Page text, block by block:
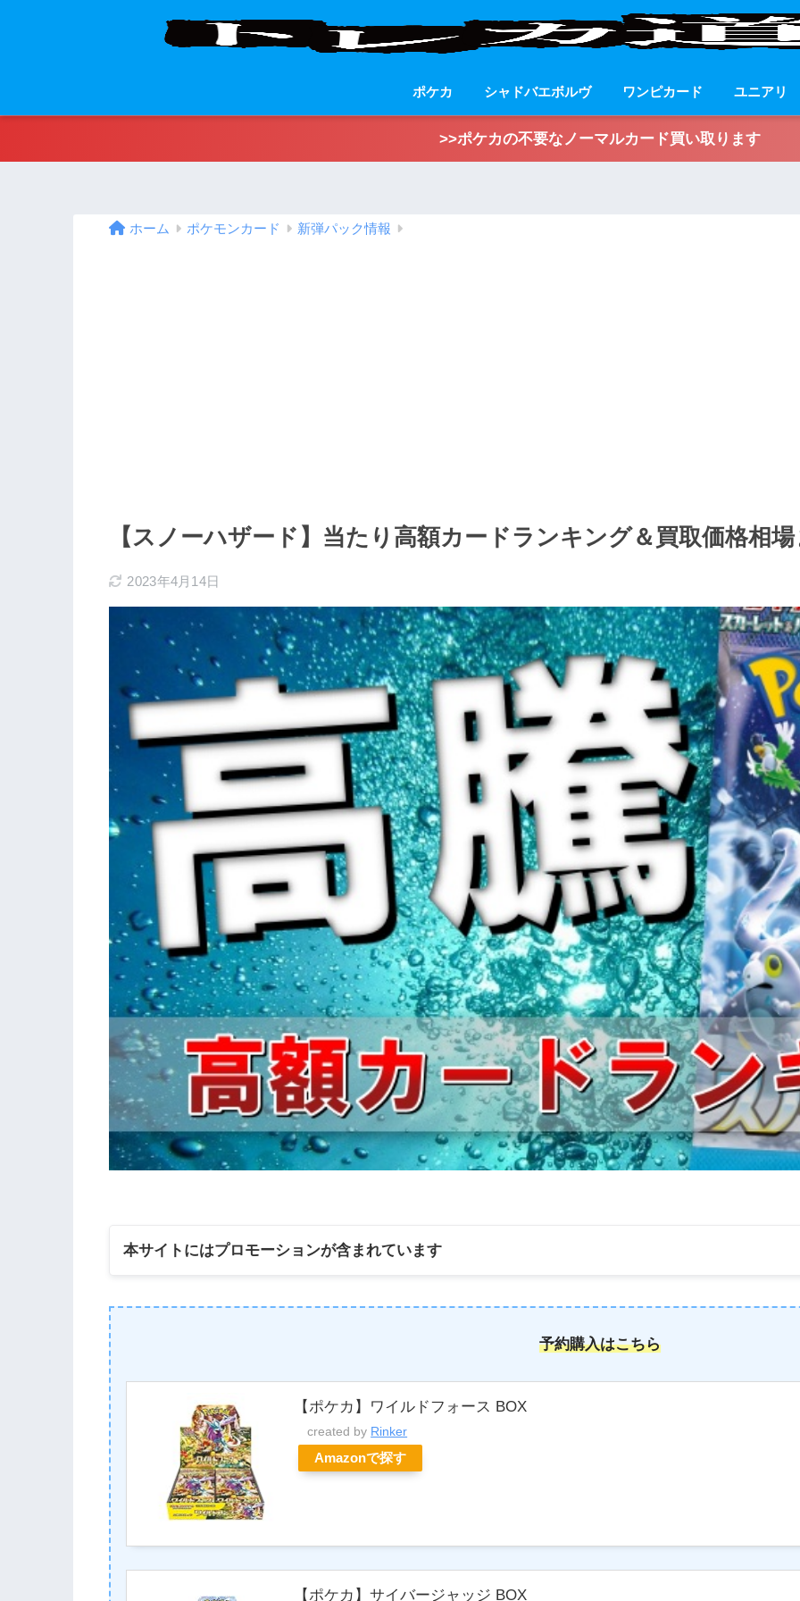
ポケカ シャドバエボルヴ ワンピカード ユニアリ
>>ポケカの不要なノーマルカード買い取ります
ホーム ポケモンカード 新弾パック情報
【スノーハザード】当たり高額カードランキング＆買取価格相
2023年4月14日
本サイトにはプロモーションが含まれています
予約購入はこちら
【ポケカ】ワイルドフォース BOX
created by Rinker
Amazonで探す
【ポケカ】サイバージャッジ BOX